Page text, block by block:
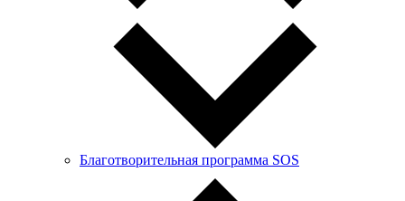
Благотворительная программа SOS